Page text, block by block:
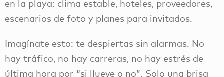
en la playa: clima estable, hoteles, proveedores,
escenarios de foto y planes para invitados.
Imagínate esto: te despiertas sin alarmas. No
hay tráfico, no hay carreras, no hay estrés de
última hora por “si llueve o no”. Solo una brisa